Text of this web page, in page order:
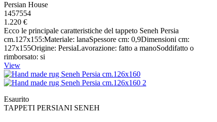
Persian House
1457554
1.220 €
Ecco le principale caratteristiche del tappeto Seneh Persia
cm.127x155:Materiale: lanaSpessore cm: 0,9Dimensioni cm:
127x155Origine: PersiaLavorazione: fatto a manoSoddifatto o
rimborsato: si
View
Esaurito
TAPPETI PERSIANI SENEH